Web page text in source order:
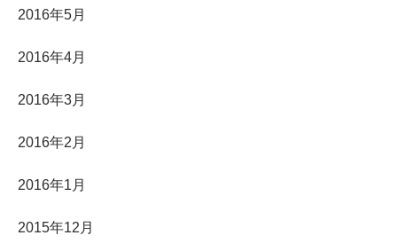
2016年5月
2016年4月
2016年3月
2016年2月
2016年1月
2015年12月